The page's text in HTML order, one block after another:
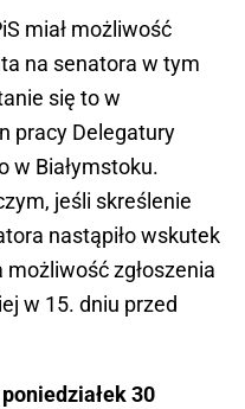
miał możliwość
na senatora w tym
się to w
pracy Delegatury
w Białymstoku.
jeśli skreślenie
nastąpiło wskutek
możliwość zgłoszenia
w 15. dniu przed
30